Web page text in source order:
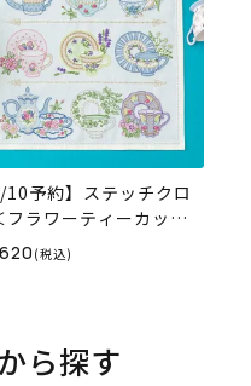
10予約】ステッチクロ
フラワーティーカップ
(税込)
ら探す